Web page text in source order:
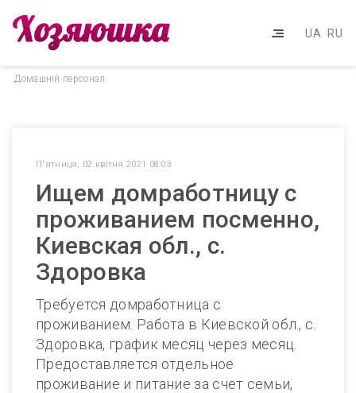
UA RU
Домашнiй персонал
П'ятниця, 02 квітня 2021 08:03
Ищем домработницу с
проживанием посменно,
Киевская обл., с.
Здоровка
Требуется домработница с
проживанием. Работа в Киевской обл., с.
Здоровка, график месяц через месяц.
Предоставляется отдельное
проживание и питание за счет семьи,